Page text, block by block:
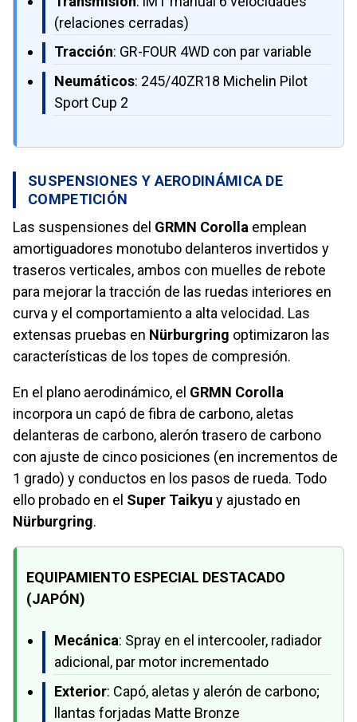
(relaciones cerradas)
Tracción: GR-FOUR 4WD con par variable
Neumáticos: 245/40ZR18 Michelin Pilot
Sport Cup 2
SUSPENSIONES Y AERODINÁMICA DE
COMPETICIÓN
Las suspensiones del GRMN Corolla emplean
amortiguadores monotubo delanteros invertidos y
traseros verticales, ambos con muelles de rebote
para mejorar la tracción de las ruedas interiores en
curva y el comportamiento a alta velocidad. Las
extensas pruebas en Nürburgring optimizaron las
características de los topes de compresión.
En el plano aerodinámico, el GRMN Corolla
incorpora un capó de fibra de carbono, aletas
delanteras de carbono, alerón trasero de carbono
con ajuste de cinco posiciones (en incrementos de
1 grado) y conductos en los pasos de rueda. Todo
ello probado en el Super Taikyu y ajustado en
Nürburgring.
EQUIPAMIENTO ESPECIAL DESTACADO
(JAPÓN)
Mecánica: Spray en el intercooler, radiador
adicional, par motor incrementado
Exterior: Capó, aletas y alerón de carbono;
llantas forjadas Matte Bronze